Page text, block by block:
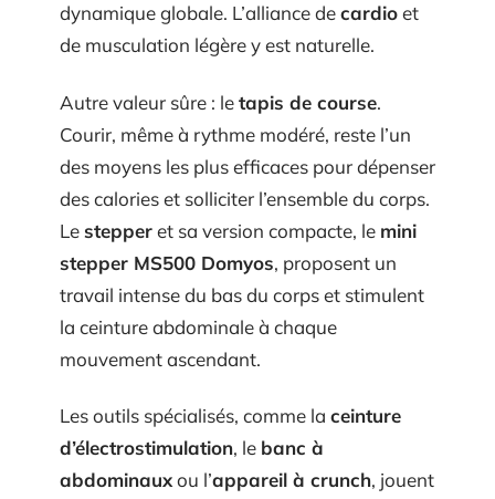
dynamique globale. L’alliance decardioet
de musculation légère y est naturelle.
Autre valeur sûre : letapis de course.
Courir, même à rythme modéré, reste l’un
des moyens les plus efficaces pour dépenser
des calories et solliciter l’ensemble du corps.
Lestepperet sa version compacte, le mini
stepper MS500 Domyos, proposent un
travail intense du bas du corps et stimulent
la ceinture abdominale à chaque
mouvement ascendant.
Les outils spécialisés, comme la ceinture
d’électrostimulation, le banc à
abdominauxou l’appareil à crunch, jouent